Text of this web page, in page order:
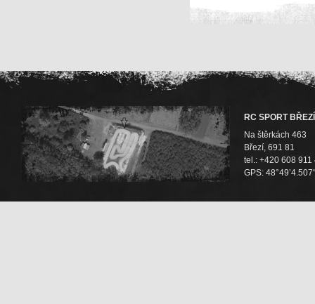
RC SPORT BŘEZÍ
Na štěrkách 463
Březí, 691 81
tel.: +420 608 911
GPS: